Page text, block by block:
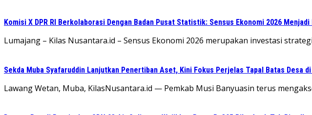
Komisi X DPR RI Berkolaborasi Dengan Badan Pusat Statistik: Sensus Ekonomi 2026
Lumajang – Kilas Nusantara.id – Sensus Ekonomi 2026 merupakan investasi
Sekda Muba Syafaruddin Lanjutkan Penertiban Aset, Kini Fokus Perjelas Tapal Batas Desa
Lawang Wetan, Muba, KilasNusantara.id — Pemkab Musi Banyuasin terus